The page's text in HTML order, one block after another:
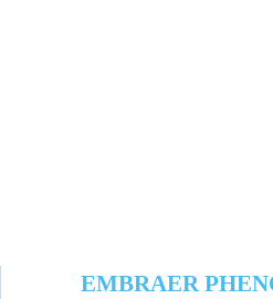
EMBRAER